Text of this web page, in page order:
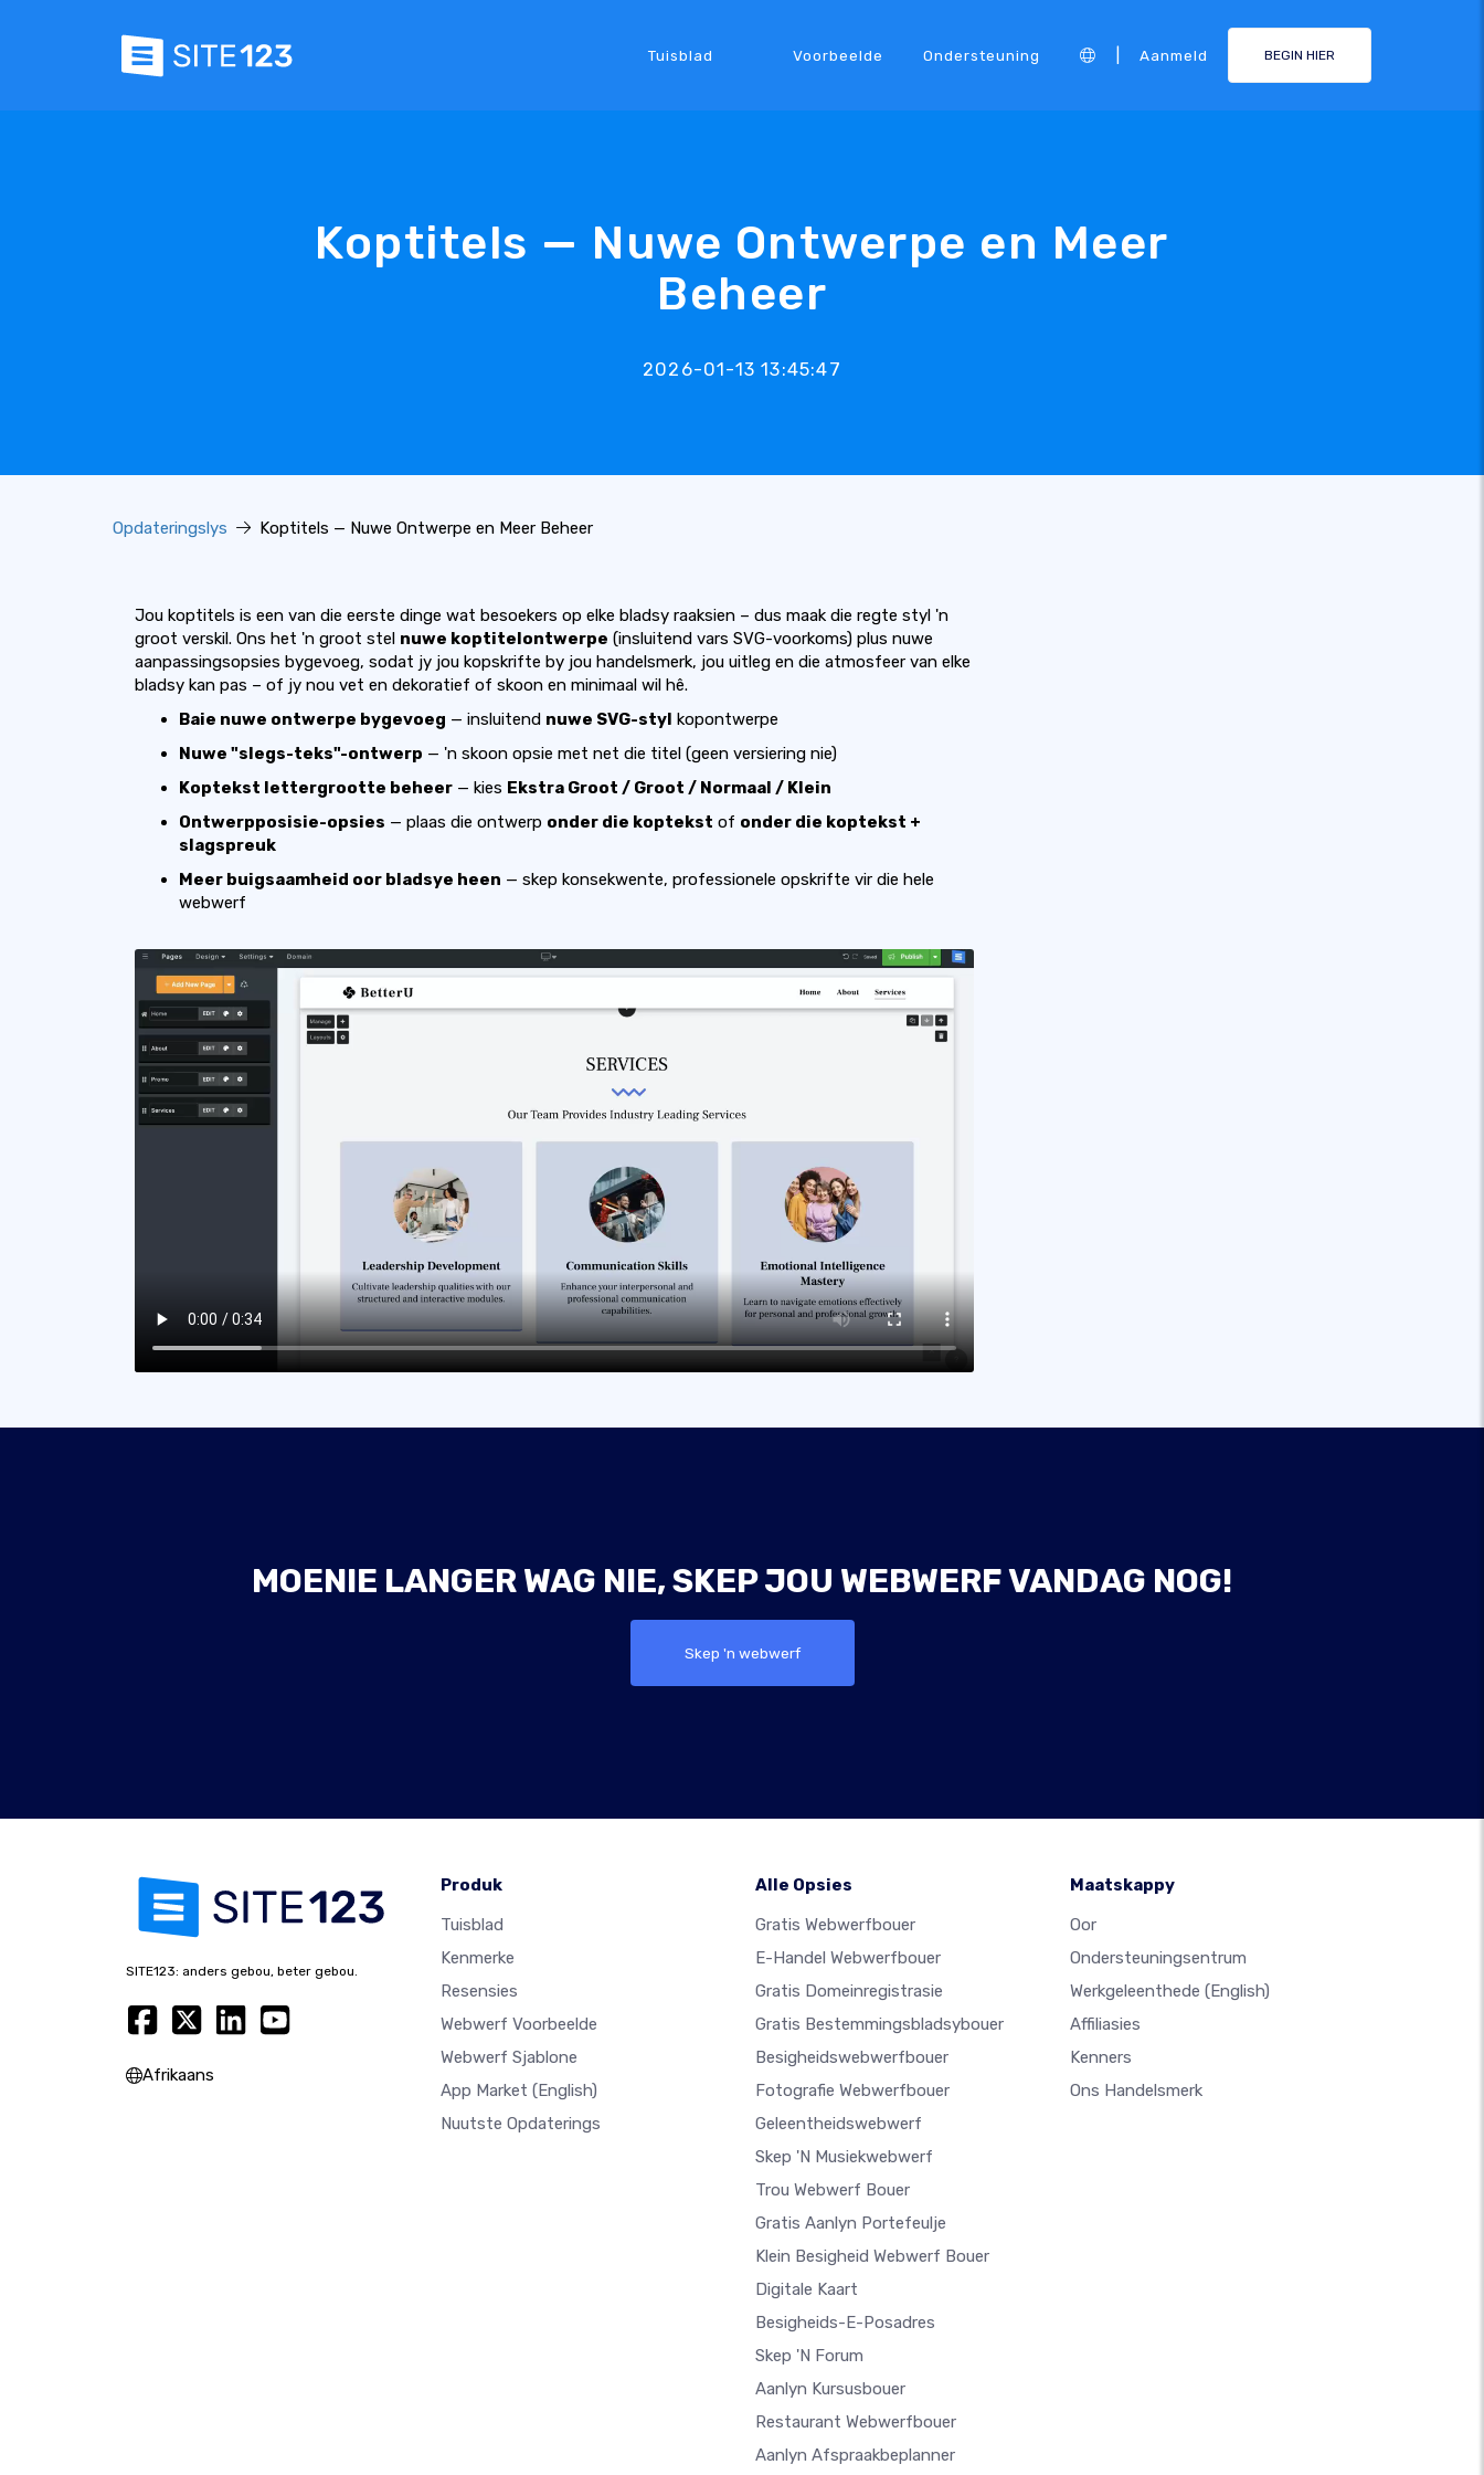
Tuisblad Voorbeelde Ondersteuning Aanmeld BEGIN HIER
Koptitels — Nuwe Ontwerpe en Meer
Beheer
2026-01-13 13:45:47
Opdateringslys Koptitels — Nuwe Ontwerpe en Meer Beheer
Jou koptitels is een van die eerste dinge wat besoekers op elke bladsy raaksien – dus maak die regte styl 'n
groot verskil. Ons het 'n groot stel nuwe koptitelontwerpe (insluitend vars SVG-voorkoms) plus nuwe
aanpassingsopsies bygevoeg, sodat jy jou kopskrifte by jou handelsmerk, jou uitleg en die atmosfeer van elke
bladsy kan pas – of jy nou vet en dekoratief of skoon en minimaal wil hê.
Baie nuwe ontwerpe bygevoeg — insluitend nuwe SVG-styl kopontwerpe
Nuwe "slegs-teks"-ontwerp — 'n skoon opsie met net die titel (geen versiering nie)
Koptekst lettergrootte beheer — kies Ekstra Groot / Groot / Normaal / Klein
Ontwerpposisie-opsies — plaas die ontwerp onder die koptekst of onder die koptekst +
slagspreuk
Meer buigsaamheid oor bladsye heen — skep konsekwente, professionele opskrifte vir die hele
webwerf
MOENIE LANGER WAG NIE, SKEP JOU WEBWERF VANDAG NOG!
Skep 'n webwerf
SITE123: anders gebou, beter gebou.
Afrikaans
Produk
Tuisblad
Kenmerke
Resensies
Webwerf Voorbeelde
Webwerf Sjablone
App Market (English)
Nuutste Opdaterings
Alle Opsies
Gratis Webwerfbouer
E-Handel Webwerfbouer
Gratis Domeinregistrasie
Gratis Bestemmingsbladsybouer
Besigheidswebwerfbouer
Fotografie Webwerfbouer
Geleentheidswebwerf
Skep 'n Musiekwebwerf
Trou Webwerf Bouer
Gratis Aanlyn Portefeulje
Klein Besigheid Webwerf Bouer
Digitale Kaart
Besigheids-E-Posadres
Skep 'n Forum
Aanlyn Kursusbouer
Restaurant Webwerfbouer
Aanlyn Afspraakbeplanner
Maatskappy
Oor
Ondersteuningsentrum
Werkgeleenthede (English)
Affiliasies
Kenners
Ons Handelsmerk